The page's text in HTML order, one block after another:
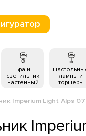
Бра и
светильник
настенный
лампы и
торшеры
Imperium Light Alps